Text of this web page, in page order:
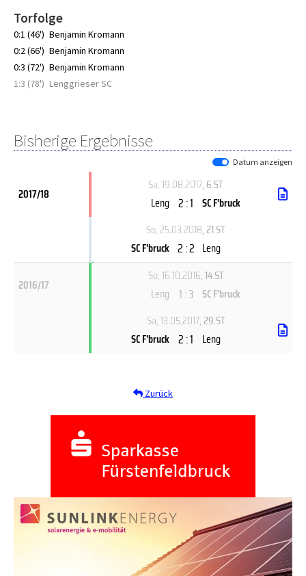
Torfolge
0:1 (46') Benjamin Kromann
0:2 (66') Benjamin Kromann
0:3 (72') Benjamin Kromann
1:3 (78') Lenggrieser SC
Bisherige Ergebnisse
Datum anzeigen
2017/18
Sa, 19.08.2017, 6.ST
Leng 2 : 1 SC F'bruck
So, 25.03.2018, 21.ST
SC F'bruck 2 : 2 Leng
2016/17
So, 16.10.2016, 14.ST
Leng 1 : 3 SC F'bruck
Sa, 13.05.2017, 29.ST
SC F'bruck 2 : 1 Leng
Zurück